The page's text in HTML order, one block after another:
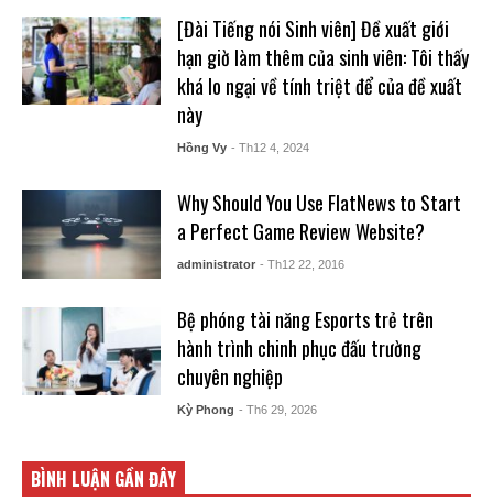
[Đài Tiếng nói Sinh viên] Đề xuất giới
hạn giờ làm thêm của sinh viên: Tôi thấy
khá lo ngại về tính triệt để của đề xuất
này
Hồng Vy - Th12 4, 2024
Why Should You Use FlatNews to Start
a Perfect Game Review Website?
administrator - Th12 22, 2016
Bệ phóng tài năng Esports trẻ trên
hành trình chinh phục đấu trường
chuyên nghiệp
Kỳ Phong - Th6 29, 2026
BÌNH LUẬN GẦN ĐÂY